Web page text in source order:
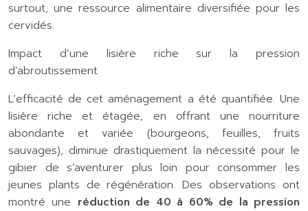
surtout, une ressource alimentaire diversifiée pour les
cervidés.
Impact d’une lisière riche sur la pression
d’abroutissement
L’efficacité de cet aménagement a été quantifiée. Une
lisière riche et étagée, en offrant une nourriture
abondante et variée (bourgeons, feuilles, fruits
sauvages), diminue drastiquement la nécessité pour le
gibier de s’aventurer plus loin pour consommer les
jeunes plants de régénération. Des observations ont
montré une réduction de 40 à 60% de la pression